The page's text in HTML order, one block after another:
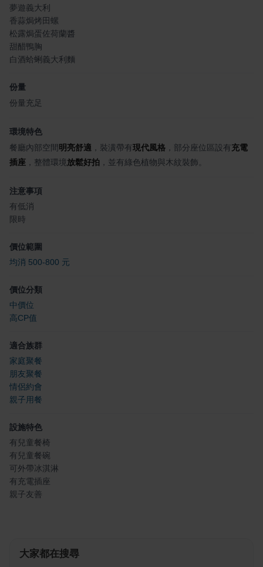
夢遊義大利
香蒜焗烤田螺
松露焗蛋佐荷蘭醬
甜醋鴨胸
白酒蛤蜊義大利麵
份量
份量充足
環境特色
餐廳內部空間明亮舒適 ，裝潢帶有現代風格 ，部分座位區設有 充電
插座 ，整體環境放鬆好拍 ，並有綠色植物與木紋裝飾。
注意事項
有低消
限時
價位範圍
均消 500-800 元
價位分類
中價位
高CP值
適合族群
家庭聚餐
朋友聚餐
情侶約會
親子用餐
設施特色
有兒童餐椅
有兒童餐碗
可外帶冰淇淋
有充電插座
親子友善
大家都在搜尋